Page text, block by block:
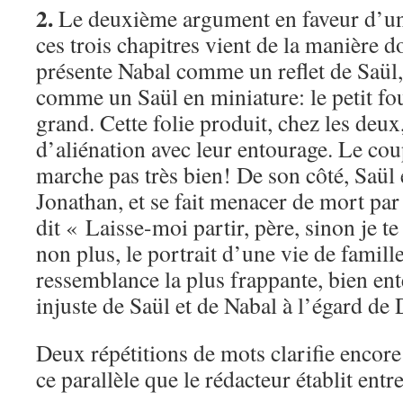
2.Le deuxième argument en faveur
ces trois chapitres vient de la manière
présente Nabal comme un reflet de
comme un Saül en miniature: le petit
grand. Cette folie produit, chez les
d’aliénation avec leur entourage. Le
marche pas très bien! De son côté,
Jonathan, et se fait menacer de mort
dit « Laisse-moi partir, père, sinon je
non plus, le portrait d’une vie de
ressemblance la plus frappante, bien
injuste de Saül et de Nabal à l’égard de
Deux répétitions de mots clarifie encore
ce parallèle que le rédacteur établit